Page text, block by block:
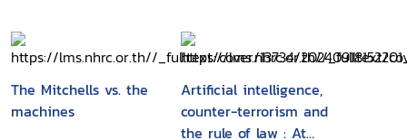
to ensure AI's potential to foster sustainable
development and alleviate poverty. It
highlights the role of the workplace in AI
adoption, where productivity gains and
improved working conditions can be achieved
The Mitchells vs. the
machines
Artificial intelligence,
counter-terrorism and
the rule of law : At